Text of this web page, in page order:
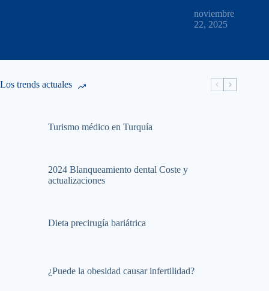
noviembre
22, 2025
Los trends actuales
Turismo médico en Turquía
2024 Blanqueamiento dental Coste y
actualizaciones
Dieta precirugía bariátrica
¿Puede la obesidad causar infertilidad?